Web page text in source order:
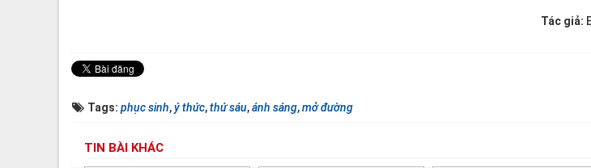
Tác giả:
Tags: phục sinh,ý thức,thứ sáu,ánh sáng,mở đường
TIN BÀI KHÁC